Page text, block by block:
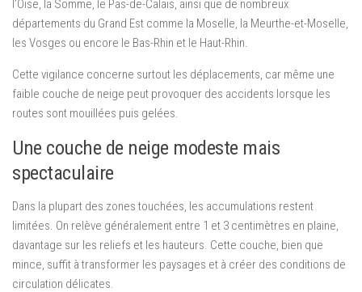
l’Oise, la Somme, le Pas-de-Calais, ainsi que de nombreux
départements du Grand Est comme la Moselle, la Meurthe-et-Moselle,
les Vosges ou encore le Bas-Rhin et le Haut-Rhin.
Cette vigilance concerne surtout les déplacements, car même une
faible couche de neige peut provoquer des accidents lorsque les
routes sont mouillées puis gelées.
Une couche de neige modeste mais
spectaculaire
Dans la plupart des zones touchées, les accumulations restent
limitées. On relève généralement entre 1 et 3 centimètres en plaine,
davantage sur les reliefs et les hauteurs. Cette couche, bien que
mince, suffit à transformer les paysages et à créer des conditions de
circulation délicates.